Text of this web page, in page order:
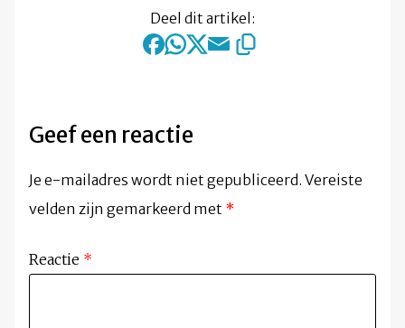
Deel dit artikel:
Geef een reactie
Je e-mailadres wordt niet gepubliceerd. Vereiste
velden zijn gemarkeerd met *
Reactie *